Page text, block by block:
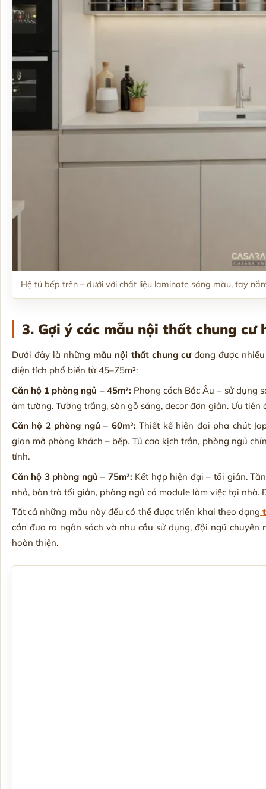
Hệ tủ bếp trên – dưới với chất liệu laminate sáng màu, tay
3. Gợi ý các mẫu nội thất chung cư
Dưới đây là những mẫu nội thất chung cưđang được
diện tích phổ biến từ 45–75m²:
Căn hộ 1 phòng ngủ – 45m²: Phong cách Bắc Âu – sử dụng
âm tường. Tường trắng, sàn gỗ sáng, decor đơn giản. Ưu
Căn hộ 2 phòng ngủ – 60m²: Thiết kế hiện đại pha chút
gian mở phòng khách – bếp. Tủ cao kịch trần, phòng ngủ
tính.
Căn hộ 3 phòng ngủ – 75m²: Kết hợp hiện đại – tối giản.
nhỏ, bàn trà tối giản, phòng ngủ có module làm việc tại nhà.
Tất cả những mẫu này đều có thể được triển khai theo dạng
cần đưa ra ngân sách và nhu cầu sử dụng, đội ngũ
hoàn thiện.